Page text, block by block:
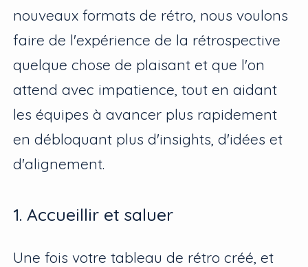
nouveaux formats de rétro, nous voulons
faire de l'expérience de la rétrospective
quelque chose de plaisant et que l'on
attend avec impatience, tout en aidant
les équipes à avancer plus rapidement
en débloquant plus d'insights, d'idées et
d'alignement.
1. Accueillir et saluer
Une fois votre tableau de rétro créé, et